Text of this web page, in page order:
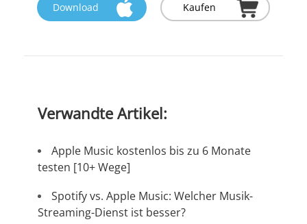
Download Kaufen
Verwandte Artikel:
Apple Music kostenlos bis zu 6 Monate
testen [10+ Wege]
Spotify vs. Apple Music: Welcher Musik-
Streaming-Dienst ist besser?